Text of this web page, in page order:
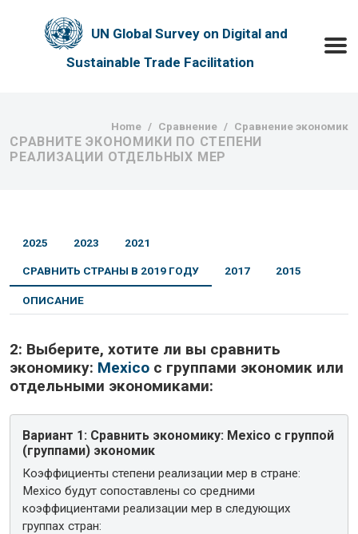
UN Global Survey on Digital and
Sustainable Trade Facilitation
Breadcrumb
Home Сравнение Сравнение экономик
СРАВНИТЕ ЭКОНОМИКИ ПО СТЕПЕНИ
РЕАЛИЗАЦИИ ОТДЕЛЬНЫХ МЕР
2025 2023 2021
СРАВНИТЬ СТРАНЫ В 2019 ГОДУ 2017 2015
ОПИСАНИЕ
2: Выберите, хотите ли вы сравнить
экономику: Mexico с группами экономик или
отдельными экономиками:
Вариант 1: Сравнить экономику: Mexico с группой
(группами) экономик
Коэффициенты степени реализации мер в стране:
Mexico будут сопоставлены со средними
коэффициентами реализации мер в следующих
группах стран: